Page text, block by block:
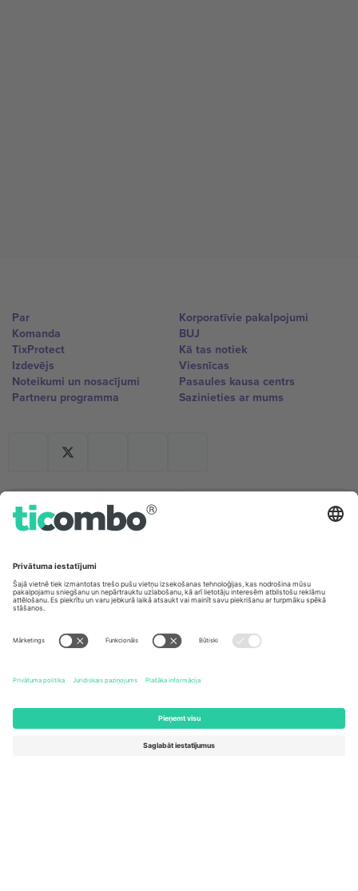
Par
Komanda
TixProtect
Izdevējs
Noteikumi un nosacījumi
Partneru programma
Korporatīvie pakalpojumi
BUJ
Kā tas notiek
Viesnīcas
Pasaules kausa centrs
Sazinieties ar mums
Biroji un atbalsts
Germany
Berlin, Germany
United Kingdom
London, EC1V 1AW, United
United States
131 Continental Dr, Suite 305,
Newark, Delaware 19713, United
Switzerland
Dorfstrasse 52a, 6390
Engelberg, Switzerland